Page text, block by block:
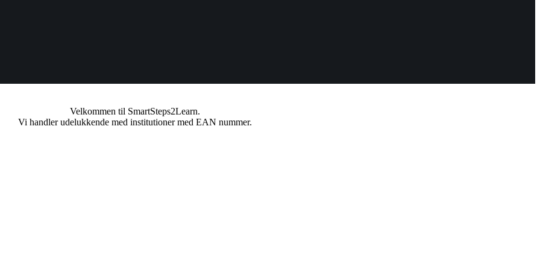
Velkommen til SmartSteps2Learn.
Vi handler udelukkende med institutioner med EAN nummer.